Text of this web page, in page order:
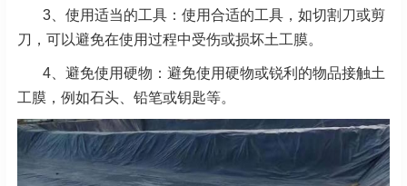
3、使用适当的工具：使用合适的工具，如切割刀或剪
刀，可以避免在使用过程中受伤或损坏土工膜。
4、避免使用硬物：避免使用硬物或锐利的物品接触土
工膜，例如石头、铅笔或钥匙等。